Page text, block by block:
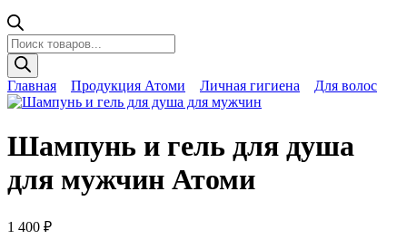
Поиск
товаров
Главная
Продукция Атоми Личная гигиена Для волос
Шампунь и гель для душа
для мужчин Атоми
1 400 ₽